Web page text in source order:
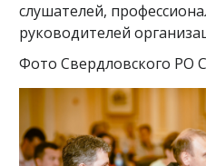
слушателей,
руководителей
Фото Свердловского РО